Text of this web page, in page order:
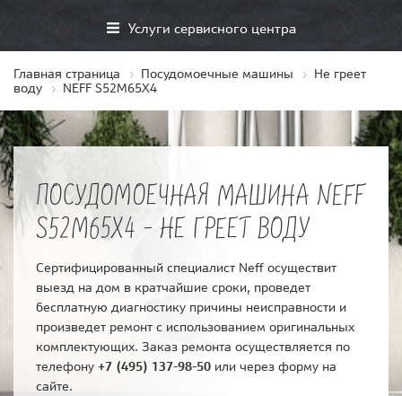
Услуги сервисного центра
Главная страница Посудомоечные машины
Не греет
воду
NEFF S52M65X4
ПОСУДОМОЕЧНАЯ МАШИНА NEFF
S52M65X4 - НЕ ГРЕЕТ ВОДУ
Сертифицированный специалист Neff осуществит
выезд на дом в кратчайшие сроки, проведет
бесплатную диагностику причины неисправности и
произведет ремонт с использованием оригинальных
комплектующих. Заказ ремонта осуществляется по
телефону +7 (495) 137-98-50 или через форму на
сайте.